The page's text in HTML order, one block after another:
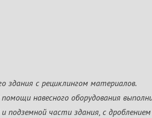
с рециклингом материалов.
навесного оборудования
подземной части здания, с